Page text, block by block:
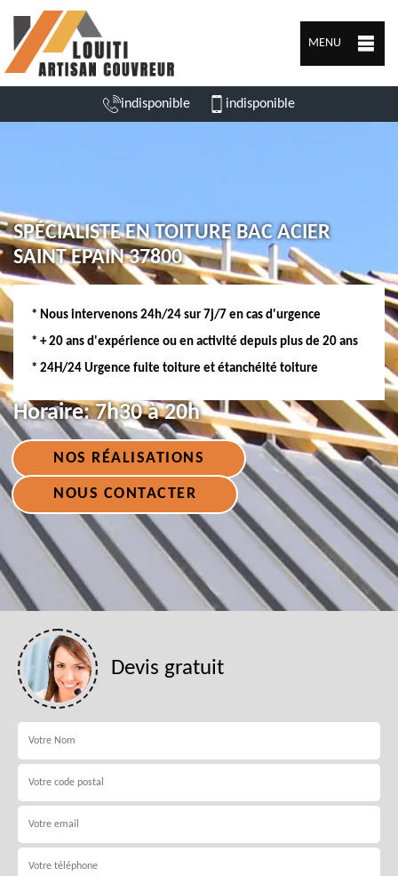
MENU
indisponible indisponible
SPÉCIALISTE EN TOITURE BAC ACIER
SAINT EPAIN 37800
* Nous intervenons 24h/24 sur 7j/7 en cas d'urgence
* + 20 ans d'expérience ou en activité depuis plus de 20 ans
* 24H/24 Urgence fuite toiture et étanchéité toiture
Horaire:7h30 à 20h
NOS RÉALISATIONS
NOUS CONTACTER
Devis gratuit